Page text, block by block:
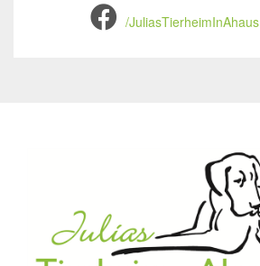
/JuliasTierheimInAhaus